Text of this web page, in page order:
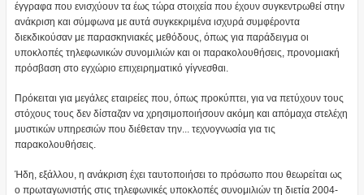
έγγραφα που ενισχύουν τα έως τώρα στοιχεία που έχουν συγκεντρωθεί στην
ανάκριση και σύμφωνα με αυτά συγκεκριμένα ισχυρά συμφέροντα
διεκδικούσαν με παρασκηνιακές μεθόδους, όπως για παράδειγμα οι
υποκλοπές τηλεφωνικών συνομιλιών και οι παρακολουθήσεις, προνομιακή
πρόσβαση στο εγχώριο επιχειρηματικό γίγνεσθαι.
Πρόκειται για μεγάλες εταιρείες που, όπως προκύπτει, για να πετύχουν τους
στόχους τους δεν δίσταζαν να χρησιμοποιήσουν ακόμη και απόμαχα στελέχη
μυστικών υπηρεσιών που διέθεταν την... τεχνογνωσία για τις
παρακολουθήσεις.
Ήδη, εξάλλου, η ανάκριση έχει ταυτοποιήσει το πρόσωπο που θεωρείται ως
ο πρωταγωνιστής στις τηλεφωνικές υποκλοπές συνομιλιών τη διετία 2004-